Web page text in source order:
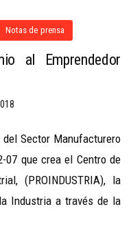
Notas de prensa
al Emprendedor
Sector Manufacturero
07 que crea el Centro de
(PROINDUSTRIA), la
Industria a través de la